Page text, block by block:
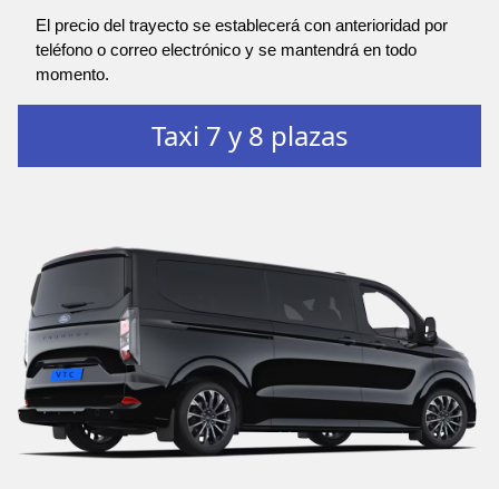
El precio del trayecto se establecerá con anterioridad por
teléfono o correo electrónico y se mantendrá en todo
momento.
Taxi 7 y 8 plazas